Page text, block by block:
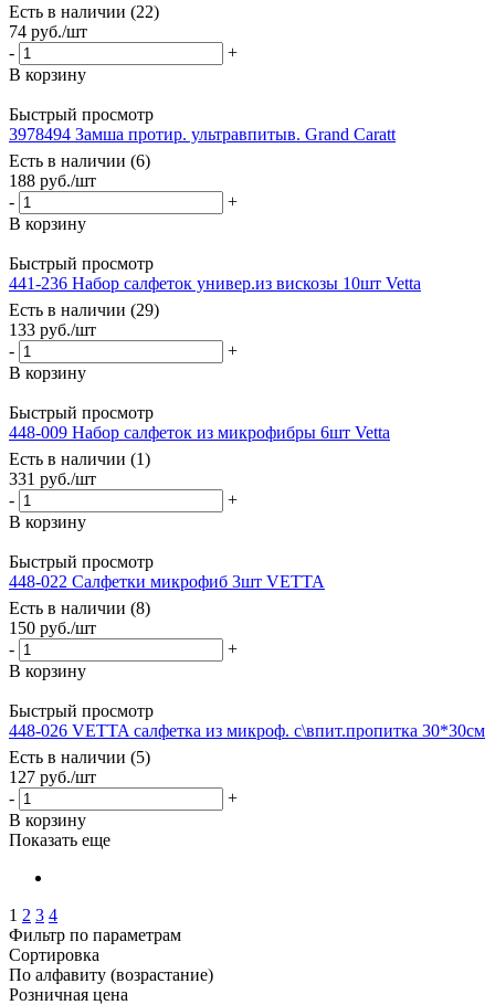
Есть в наличии (22)
74 руб./шт
-
+
В корзину
Быстрый просмотр
3978494 Замша протир. ультравпитыв. Grand Caratt
Есть в наличии (6)
188 руб./шт
-
+
В корзину
Быстрый просмотр
441-236 Набор салфеток универ.из вискозы 10шт Vetta
Есть в наличии (29)
133 руб./шт
-
+
В корзину
Быстрый просмотр
448-009 Набор салфеток из микрофибры 6шт Vetta
Есть в наличии (1)
331 руб./шт
-
+
В корзину
Быстрый просмотр
448-022 Салфетки микрофиб 3шт VETTA
Есть в наличии (8)
150 руб./шт
-
+
В корзину
Быстрый просмотр
448-026 VETTA салфетка из микроф. с\впит.пропитка 30*30см
Есть в наличии (5)
127 руб./шт
-
+
В корзину
Показать еще
1 2 3 4
Фильтр по параметрам
Сортировка
По алфавиту (возрастание)
Розничная цена